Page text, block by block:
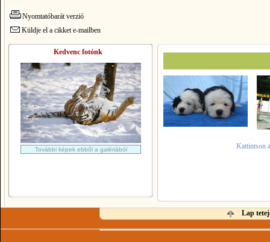
Nyomtatóbarát verzió
Küldje el a cikket e-mailben
Kedvenc fotónk
További képek ebből a galériából Kattintson
Lap